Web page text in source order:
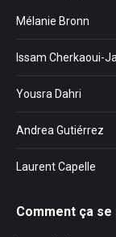
Mélanie Bronn
Issam Cherkaoui-
Yousra Dahri
Andrea Gutiérrez
Laurent Capelle
Comment ça se